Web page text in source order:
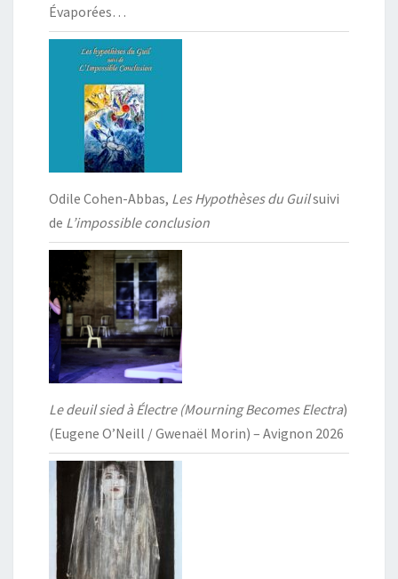
Évaporées…
Odile Cohen-Abbas, Les Hypothèses du Guilsuivi
de L’impossible conclusion
Le deuil sied à Électre (Mourning Becomes Electra)
(Eugene O’Neill / Gwenaël Morin) – Avignon 2026